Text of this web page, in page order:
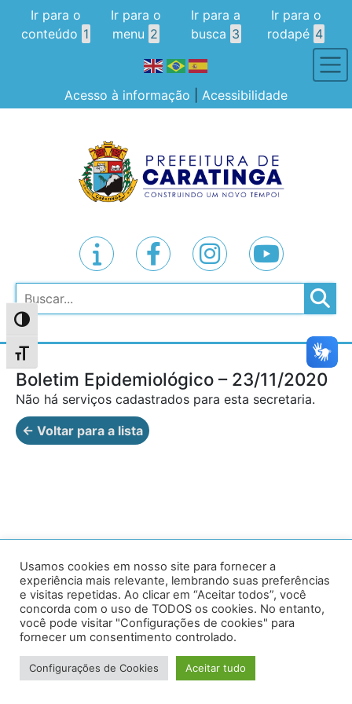
Alternar alto contraste
Alternar tamanho da fonte
Ir para o
conteúdo 1
Ir para o
menu 2
Ir para a
busca 3
Ir para o
rodapé 4
Acesso à informação Acessibilidade
Pesquisar
Boletim Epidemiológico – 23/11/2020
Não há serviços cadastrados para esta secretaria.
← Voltar para a lista
Av. Prof. Armando Alves da Silva, nº 1950 - Zacarias,
Caratinga - MG - 35302-403 / Tel: (33) 3329 8000
Desenvolvido por VersaTec
Usamos cookies em nosso site para fornecer a
experiência mais relevante, lembrando suas preferências
e visitas repetidas. Ao clicar em “Aceitar todos”, você
concorda com o uso de TODOS os cookies. No entanto,
você pode visitar "Configurações de cookies" para
fornecer um consentimento controlado.
Configurações de Cookies Aceitar tudo